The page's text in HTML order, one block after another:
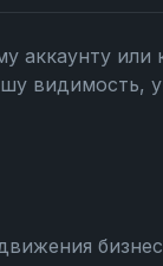
аккаунту или
видимость,